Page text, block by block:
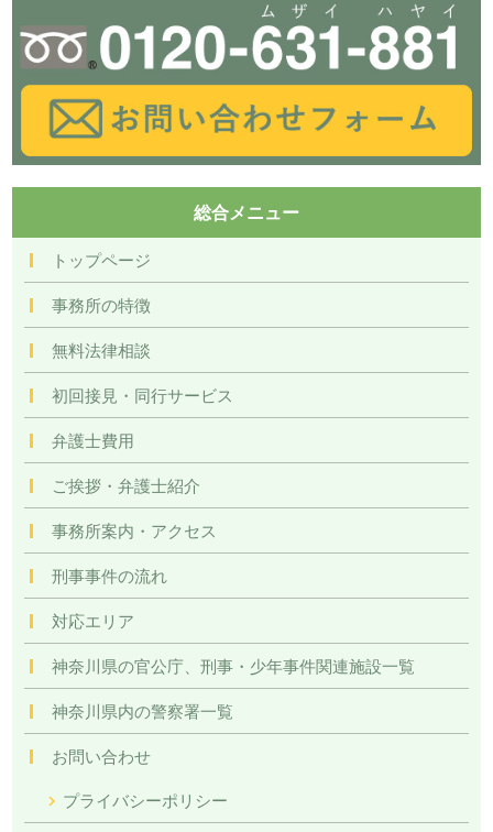
総合メニュー
トップページ
事務所の特徴
無料法律相談
初回接見・同行サービス
弁護士費用
ご挨拶・弁護士紹介
事務所案内・アクセス
刑事事件の流れ
対応エリア
神奈川県の官公庁、刑事・少年事件関連施設一覧
神奈川県内の警察署一覧
お問い合わせ
プライバシーポリシー